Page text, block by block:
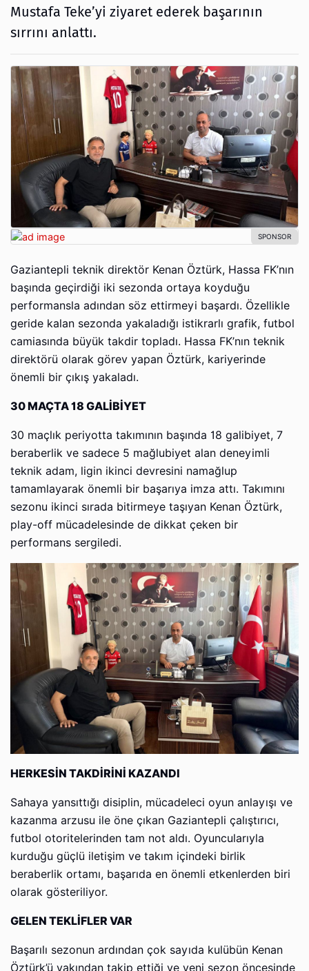
Mustafa Teke’yi ziyaret ederek başarının
sırrını anlattı.
Gaziantepli teknik direktör Kenan Öztürk, Hassa FK’nın
başında geçirdiği iki sezonda ortaya koyduğu
performansla adından söz ettirmeyi başardı. Özellikle
geride kalan sezonda yakaladığı istikrarlı grafik, futbol
camiasında büyük takdir topladı. Hassa FK’nın teknik
direktörü olarak görev yapan Öztürk, kariyerinde
önemli bir çıkış yakaladı.
30 MAÇTA 18 GALİBİYET
30 maçlık periyotta takımının başında 18 galibiyet, 7
beraberlik ve sadece 5 mağlubiyet alan deneyimli
teknik adam, ligin ikinci devresini namağlup
tamamlayarak önemli bir başarıya imza attı. Takımını
sezonu ikinci sırada bitirmeye taşıyan Kenan Öztürk,
play-off mücadelesinde de dikkat çeken bir
performans sergiledi.
HERKESİN TAKDİRİNİ KAZANDI
Sahaya yansıttığı disiplin, mücadeleci oyun anlayışı ve
kazanma arzusu ile öne çıkan Gaziantepli çalıştırıcı,
futbol otoritelerinden tam not aldı. Oyuncularıyla
kurduğu güçlü iletişim ve takım içindeki birlik
beraberlik ortamı, başarıda en önemli etkenlerden biri
olarak gösteriliyor.
GELEN TEKLİFLER VAR
Başarılı sezonun ardından çok sayıda kulübün Kenan
Öztürk’ü yakından takip ettiği ve yeni sezon öncesinde